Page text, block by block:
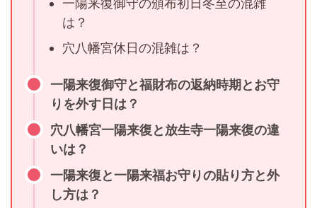
は？
穴八幡宮休日の混雑は？
一陽来復御守と福財布の返納時期とお守
りを外す日は？
穴八幡宮一陽来復と放生寺一陽来復の違
いは？
一陽来復と一陽来福お守りの貼り方と外
し方は？